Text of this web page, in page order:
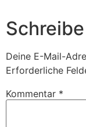
Deine E-Mail-
Erforderliche
Kommentar *